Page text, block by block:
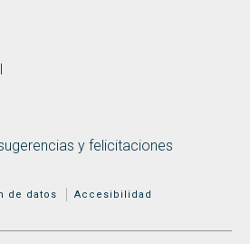
y felicitaciones
de datos Accesibilidad